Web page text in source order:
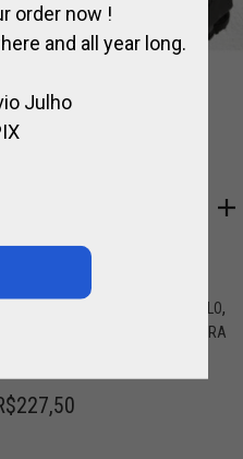
–
CAVALO,
PARA
227,50
order now !
and all year long.
Julho